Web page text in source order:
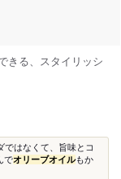
きる、スタイリッシ
ではなくて、旨味とコ
でオリーブオイルもか